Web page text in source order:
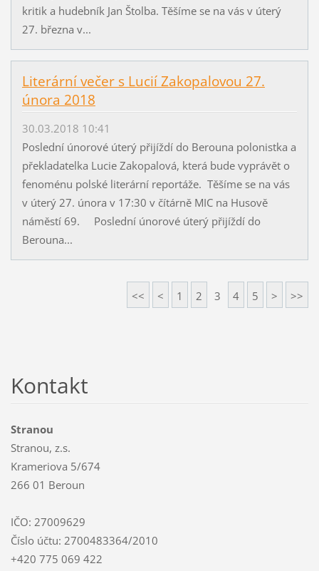
kritik a hudebník Jan Štolba. Těšíme se na vás v úterý
27. března v...
Literární večer s Lucií Zakopalovou 27.
února 2018
30.03.2018 10:41
Poslední únorové úterý přijíždí do Berouna polonistka a
překladatelka Lucie Zakopalová, která bude vyprávět o
fenoménu polské literární reportáže. Těšíme se na vás
v úterý 27. února v 17:30 v čítárně MIC na Husově
náměstí 69. Poslední únorové úterý přijíždí do
Berouna...
<< < 1 2 3 4 5 > >>
Kontakt
Stranou
Stranou, z.s.
Krameriova 5/674
266 01 Beroun
IČO: 27009629
Číslo účtu: 2700483364/2010
+420 775 069 422